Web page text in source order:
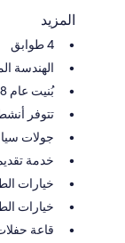
المزيد
4 طوابق
الهندسة
بُنيت عام 1968
تتوفر
جولات
خدمة
خيارات
خيارات
قاعة